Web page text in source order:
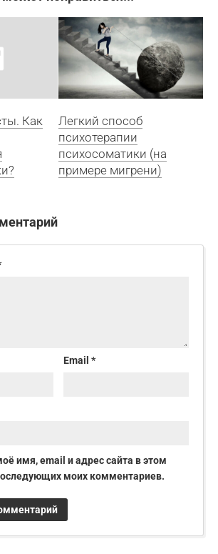
Как
Легкий способ
психотерапии
психосоматики (на
примере мигрени)
Email*
имя, email и адрес сайта в этом
моих комментариев.